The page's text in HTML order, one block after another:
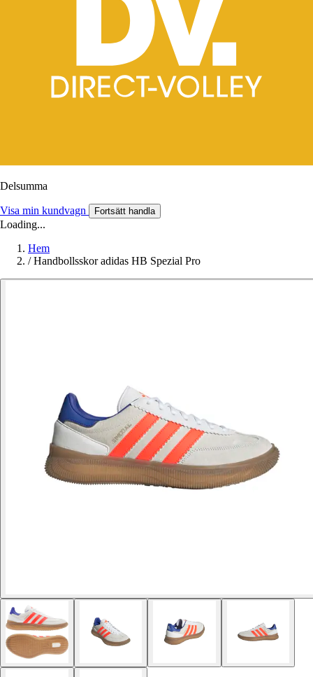
Delsumma
Visa min kundvagn Fortsätt handla
Loading...
Hem
/ Handbollsskor adidas HB Spezial Pro